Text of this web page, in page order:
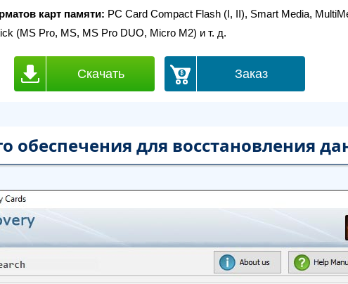
карт памяти: PC Card Compact Flash (I, II), Smart Media,
(MS Pro, MS, MS Pro DUO, Micro M2) и т. д.
Скачать Заказ
обеспечения для восстановления